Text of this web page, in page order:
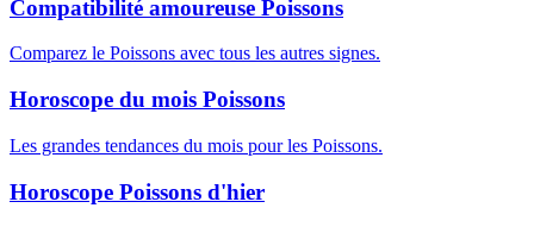
Compatibilité amoureuse Poissons
Comparez le Poissons avec tous les autres signes.
Horoscope du mois Poissons
Les grandes tendances du mois pour les Poissons.
Horoscope Poissons d'hier